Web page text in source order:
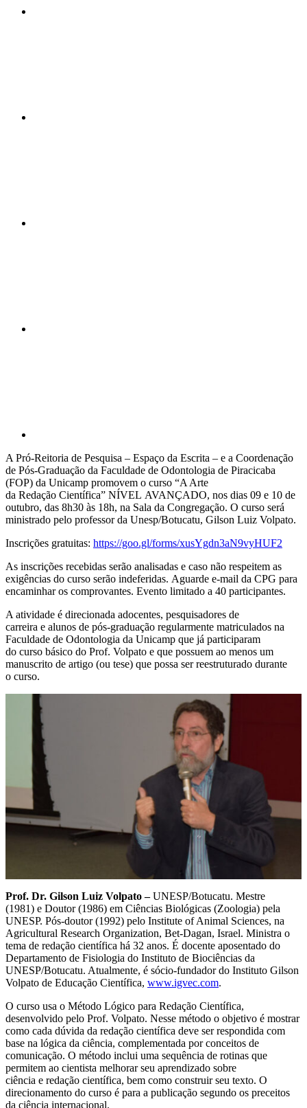
A Pró-Reitoria de Pesquisa – Espaço da Escrita – e a Coordenação
de Pós-Graduação da Faculdade de Odontologia de Piracicaba
(FOP) da Unicamp promovem o curso “A Arte
da Redação Científica” NÍVEL AVANÇADO, nos dias 09 e 10 de
outubro, das 8h30 às 18h, na Sala da Congregação. O curso será
ministrado pelo professor da Unesp/Botucatu, Gilson Luiz Volpato.
Inscrições gratuitas: https://goo.gl/forms/xusYgdn3aN9vyHUF2
As inscrições recebidas serão analisadas e caso não respeitem as
exigências do curso serão indeferidas. Aguarde e-mail da CPG para
encaminhar os comprovantes. Evento limitado a 40 participantes.
A atividade é direcionada adocentes, pesquisadores de
carreira e alunos de pós-graduação regularmente matriculados na
Faculdade de Odontologia da Unicamp que já participaram
do curso básico do Prof. Volpato e que possuem ao menos um
manuscrito de artigo (ou tese) que possa ser reestruturado durante
o curso.
Prof. Dr. Gilson Luiz Volpato –UNESP/Botucatu. Mestre
(1981) e Doutor (1986) em Ciências Biológicas (Zoologia) pela
UNESP. Pós-doutor (1992) pelo Institute of Animal Sciences, na
Agricultural Research Organization, Bet-Dagan, Israel. Ministra o
tema de redação científica há 32 anos. É docente aposentado do
Departamento de Fisiologia do Instituto de Biociências da
UNESP/Botucatu. Atualmente, é sócio-fundador do Instituto Gilson
Volpato de Educação Científica, www.igvec.com.
O curso usa o Método Lógico para Redação Científica,
desenvolvido pelo Prof. Volpato. Nesse método o objetivo é mostrar
como cada dúvida da redação científica deve ser respondida com
base na lógica da ciência, complementada por conceitos de
comunicação. O método inclui uma sequência de rotinas que
permitem ao cientista melhorar seu aprendizado sobre
ciência e redação científica, bem como construir seu texto. O
direcionamento do curso é para a publicação segundo os preceitos
da ciência internacional.